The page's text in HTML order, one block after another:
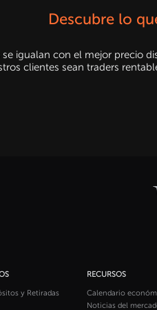
Descubre lo
igualan con el mejor precio
clientes sean traders
y Retiradas
RECURSOS
Calendario
Noticias del